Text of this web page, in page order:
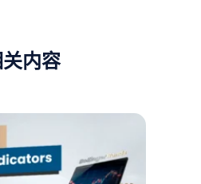
内容